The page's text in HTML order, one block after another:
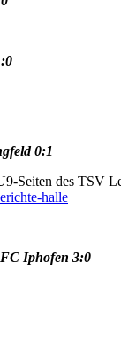
0:1
Seiten des TSV
halle
Iphofen 3:0